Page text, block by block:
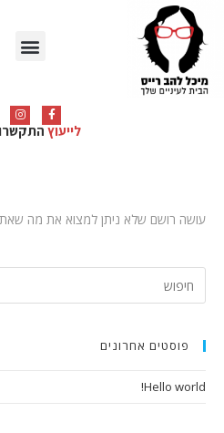
לייעוץ
עושה רושם שלא ניתן למצוא את מה
פוסטים אחרונים
Hello world!